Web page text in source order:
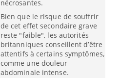
nécrosantes.
Bien que le risque de souffrir
de cet effet secondaire grave
reste "faible", les autorités
britanniques conseillent d’être
attentifs à certains symptômes,
comme une douleur
abdominale intense.